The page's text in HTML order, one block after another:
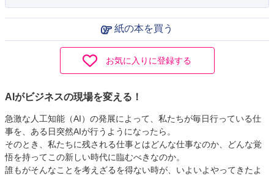
紙の本を買う
お気に入りに登録する
AIがビジネスの現場を変える！
急激な人工知能（AI）の発展によって、私たちが毎日行っている仕
事を、ある日突然AIが行うようになったら。
そのとき、私たちに残される仕事とはどんな仕事なのか、どんな覚
悟を持ってこの新しい時代に臨むべきなのか。
誰もがそんなことを考えざるを得ない時が、いよいよやってきたよ